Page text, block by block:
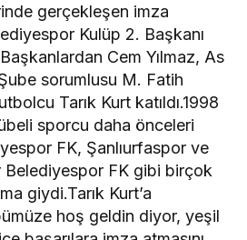
gerçekleşen imza
Kulüp 2. Başkanı
Cem Yılmaz, As
sorumlusu M. Fatih
Tarık Kurt katıldı.1998
sporcu daha önceleri
FK, Şanlıurfaspor ve
Belediyespor FK gibi birçok
giydi.Tarık Kurt’a
hoş geldin diyor, yeşil